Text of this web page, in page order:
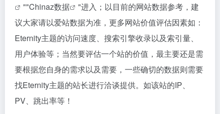
""Chinaz数据
"进入；以目前的网站数据参考，建
议大家请以爱站数据为准，更多网站价值评估因素如：
Eternity主题的访问速度、搜索引擎收录以及索引量、
用户体验等；当然要评估一个站的价值，最主要还是需
要根据您自身的需求以及需要，一些确切的数据则需要
找Eternity主题的站长进行洽谈提供。如该站的IP、
PV、跳出率等！